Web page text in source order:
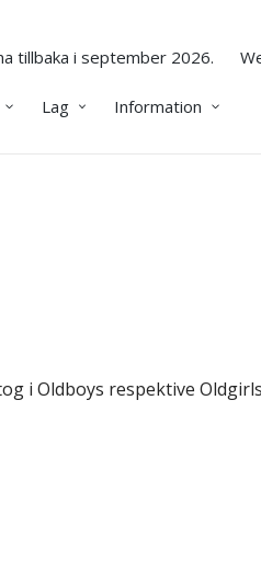
tillbaka i september 2026.
Lag Information
i Oldboys respektive